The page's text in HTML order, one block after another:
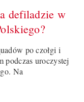
defiladzie w
po czołgi i
podczas uroczystej
Na